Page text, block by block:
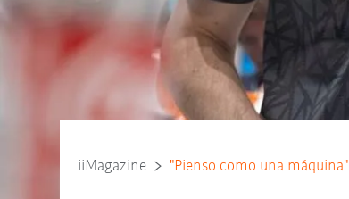
iiMagazine "Pienso como una máquina"